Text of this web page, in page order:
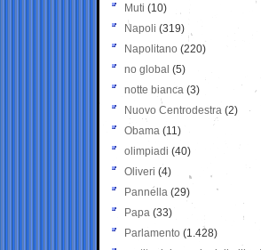
Muti (10)
Napoli (319)
Napolitano (220)
no global (5)
notte bianca (3)
Nuovo Centrodestra (2)
Obama (11)
olimpiadi (40)
Oliveri (4)
Pannella (29)
Papa (33)
Parlamento (1.428)